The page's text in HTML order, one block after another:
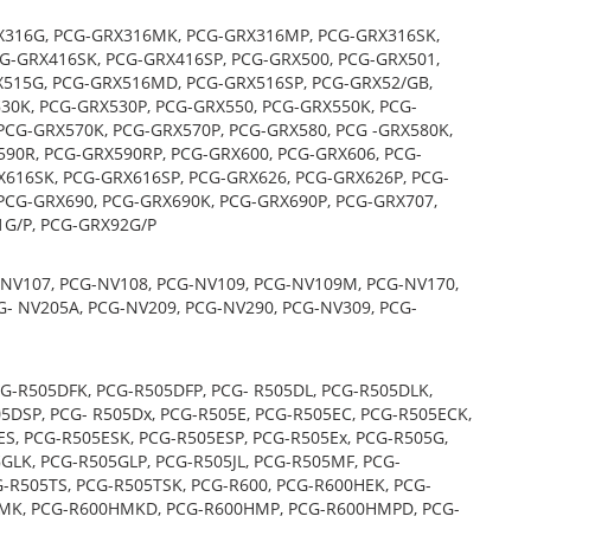
PCG-GRX316MK, PCG-GRX316MP, PCG-GRX316SK,
GRX416SK, PCG-GRX416SP, PCG-GRX500, PCG-GRX501,
PCG-GRX516MD, PCG-GRX516SP, PCG-GRX52/GB,
PCG-GRX530P, PCG-GRX550, PCG-GRX550K, PCG-
GRX570K, PCG-GRX570P, PCG-GRX580, PCG -GRX580K,
PCG-GRX590RP, PCG-GRX600, PCG-GRX606, PCG-
PCG-GRX616SP, PCG-GRX626, PCG-GRX626P, PCG-
GRX690, PCG-GRX690K, PCG-GRX690P, PCG-GRX707,
P, PCG-GRX92G/P
PCG-NV108, PCG-NV109, PCG-NV109M, PCG-NV170,
NV205A, PCG-NV209, PCG-NV290, PCG-NV309, PCG-
R505DFK, PCG-R505DFP, PCG- R505DL, PCG-R505DLK,
PCG- R505Dx, PCG-R505E, PCG-R505EC, PCG-R505ECK,
PCG-R505ESK, PCG-R505ESP, PCG-R505Ex, PCG-R505G,
PCG-R505GLP, PCG-R505JL, PCG-R505MF, PCG-
PCG-R505TSK, PCG-R600, PCG-R600HEK, PCG-
PCG-R600HMKD, PCG-R600HMP, PCG-R600HMPD, PCG-